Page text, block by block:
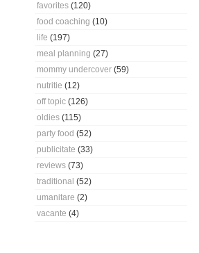
favorites (120)
food coaching (10)
life (197)
meal planning (27)
mommy undercover (59)
nutritie (12)
off topic (126)
oldies (115)
party food (52)
publicitate (33)
reviews (73)
traditional (52)
umanitare (2)
vacante (4)